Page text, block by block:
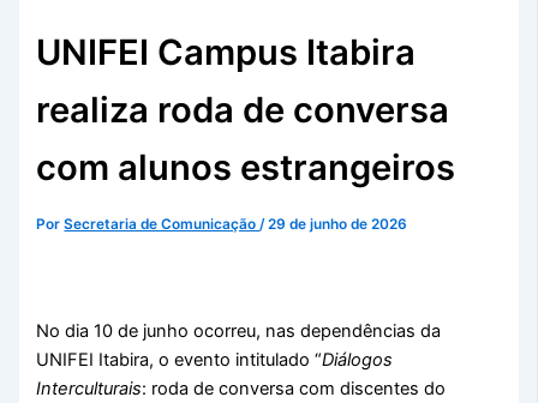
UNIFEI Campus Itabira
realiza roda de conversa
com alunos estrangeiros
PorSecretaria de Comunicação/29 de junho de 2026
No dia 10 de junho ocorreu, nas dependências da
UNIFEI Itabira, o evento intitulado “Diálogos
Interculturais: roda de conversa com discentes do